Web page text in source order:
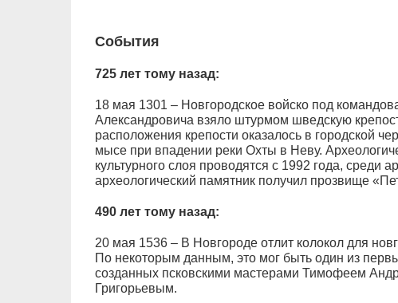
События
725 лет тому назад:
18 мая 1301 – Новгородское войско под
Александровича взяло штурмом шведскую
расположения крепости оказалось в городской
мысе при впадении реки Охты в Неву.
культурного слоя проводятся с 1992 года, среди
археологический памятник получил прозвище
490 лет тому назад:
20 мая 1536 – В Новгороде отлит колокол для
По некоторым данным, это мог быть один из
созданных псковскими мастерами Тимофеем
Григорьевым.